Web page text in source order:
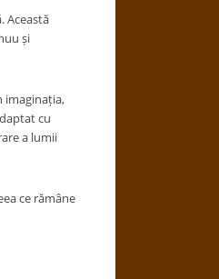
Această
și
imaginația,
cu
a lumii
ce rămâne